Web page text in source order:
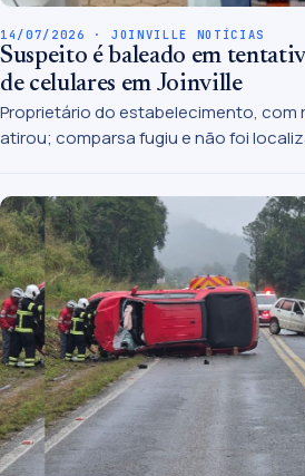
14/07/2026 · JOINVILLE NOTÍCIAS
Suspeito é baleado em
de celulares em Joinville
Proprietário do estabelecimento, com
atirou; comparsa fugiu e não foi